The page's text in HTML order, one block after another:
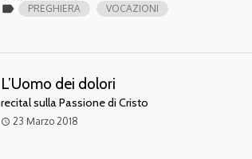
label PREGHIERA VOCAZIONI
L’Uomo dei dolori
recital sulla Passione di Cristo
access_time 23 Marzo 2018